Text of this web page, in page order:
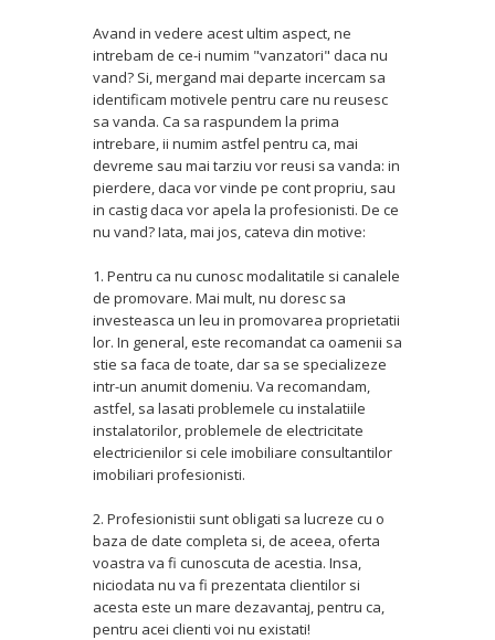
Avand in vedere acest ultim aspect, ne
intrebam de ce-i numim "vanzatori" daca nu
vand? Si, mergand mai departe incercam sa
identificam motivele pentru care nu reusesc
sa vanda. Ca sa raspundem la prima
intrebare, ii numim astfel pentru ca, mai
devreme sau mai tarziu vor reusi sa vanda: in
pierdere, daca vor vinde pe cont propriu, sau
in castig daca vor apela la profesionisti. De ce
nu vand? Iata, mai jos, cateva din motive:
1. Pentru ca nu cunosc modalitatile si canalele
de promovare. Mai mult, nu doresc sa
investeasca un leu in promovarea proprietatii
lor. In general, este recomandat ca oamenii sa
stie sa faca de toate, dar sa se specializeze
intr-un anumit domeniu. Va recomandam,
astfel, sa lasati problemele cu instalatiile
instalatorilor, problemele de electricitate
electricienilor si cele imobiliare consultantilor
imobiliari profesionisti.
2. Profesionistii sunt obligati sa lucreze cu o
baza de date completa si, de aceea, oferta
voastra va fi cunoscuta de acestia. Insa,
niciodata nu va fi prezentata clientilor si
acesta este un mare dezavantaj, pentru ca,
pentru acei clienti voi nu existati!